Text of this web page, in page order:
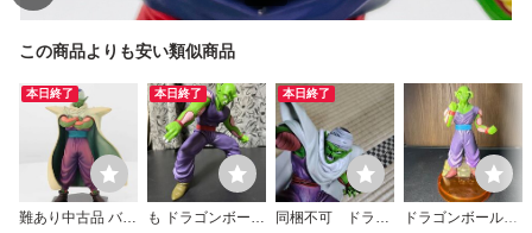
この商品よりも安い類似商品
本日終了
難あり中古品 バン
本日終了
も ドラゴンボール
本日終了
同梱不可 ドラゴ
ドラゴンボール改